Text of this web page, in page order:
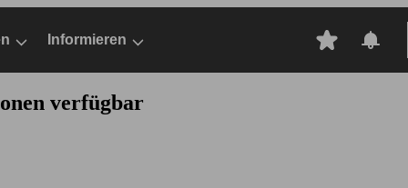
Informieren
verfügbar